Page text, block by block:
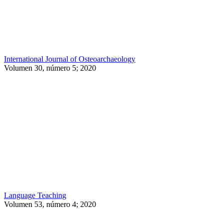
International Journal of Osteoarchaeology
Volumen 30, número 5; 2020
Language Teaching
Volumen 53, número 4; 2020